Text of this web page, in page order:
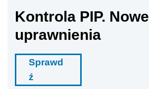
Kontrola PIP. Nowe
uprawnienia
Sprawd
ź